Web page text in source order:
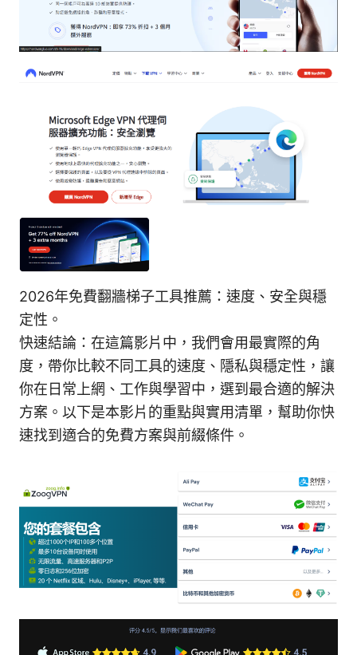
2026年免費翻牆梯子工具推薦：速度、安全與穩
定性。
快速結論：在這篇影片中，我們會用最實際的角
度，帶你比較不同工具的速度、隱私與穩定性，讓
你在日常上網、工作與學習中，選到最合適的解決
方案。以下是本影片的重點與實用清單，幫助你快
速找到適合的免費方案與前綴條件。